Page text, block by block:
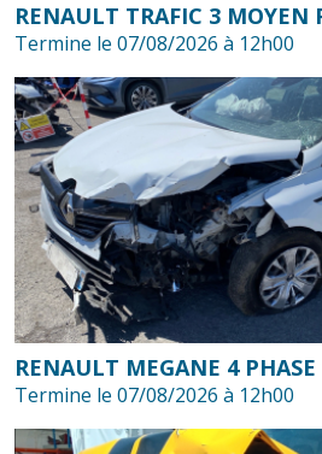
RENAULT TRAFIC 3 MOYEN
Termine le 07/08/2026 à 12h00
RENAULT MEGANE 4
Termine le 07/08/2026 à 12h00